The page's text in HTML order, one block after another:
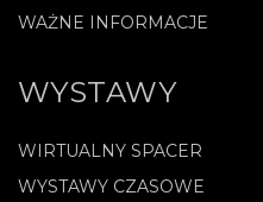
WAŻNE INFORMACJE
WYSTAWY
WIRTUALNY SPACER
WYSTAWY CZASOWE